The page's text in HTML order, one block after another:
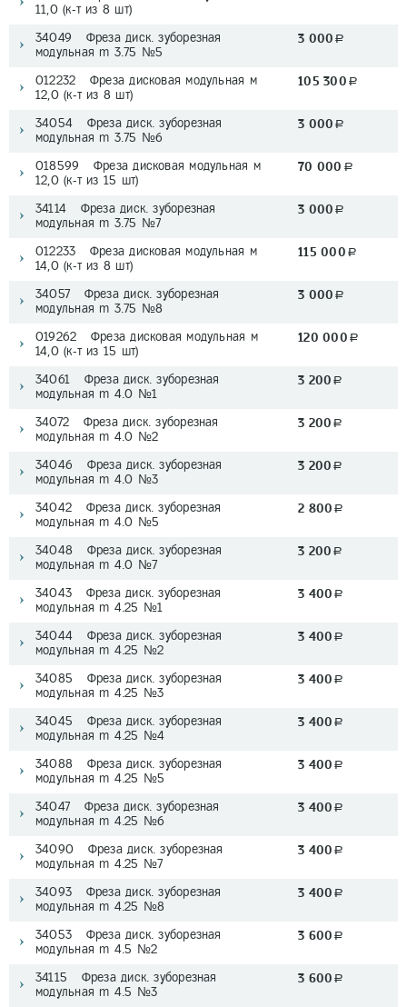
11,0 (к-т из 8 шт)
34049 Фреза диск. зуборезная
модульная m 3.75 №5
3 000 a
012232 Фреза дисковая модульная м
12,0 (к-т из 8 шт)
105 300 a
34054 Фреза диск. зуборезная
модульная m 3.75 №6
3 000 a
018599 Фреза дисковая модульная м
12,0 (к-т из 15 шт)
70 000 a
34114 Фреза диск. зуборезная
модульная m 3.75 №7
3 000 a
012233 Фреза дисковая модульная м
14,0 (к-т из 8 шт)
115 000 a
34057 Фреза диск. зуборезная
модульная m 3.75 №8
3 000 a
019262 Фреза дисковая модульная м
14,0 (к-т из 15 шт)
120 000 a
34061 Фреза диск. зуборезная
модульная m 4.0 №1
3 200 a
34072 Фреза диск. зуборезная
модульная m 4.0 №2
3 200 a
34046 Фреза диск. зуборезная
модульная m 4.0 №3
3 200 a
34042 Фреза диск. зуборезная
модульная m 4.0 №5
2 800 a
34048 Фреза диск. зуборезная
модульная m 4.0 №7
3 200 a
34043 Фреза диск. зуборезная
модульная m 4.25 №1
3 400 a
34044 Фреза диск. зуборезная
модульная m 4.25 №2
3 400 a
34085 Фреза диск. зуборезная
модульная m 4.25 №3
3 400 a
34045 Фреза диск. зуборезная
модульная m 4.25 №4
3 400 a
34088 Фреза диск. зуборезная
модульная m 4.25 №5
3 400 a
34047 Фреза диск. зуборезная
модульная m 4.25 №6
3 400 a
34090 Фреза диск. зуборезная
модульная m 4.25 №7
3 400 a
34093 Фреза диск. зуборезная
модульная m 4.25 №8
3 400 a
34053 Фреза диск. зуборезная
модульная m 4.5 №2
3 600 a
34115 Фреза диск. зуборезная
модульная m 4.5 №3
3 600 a